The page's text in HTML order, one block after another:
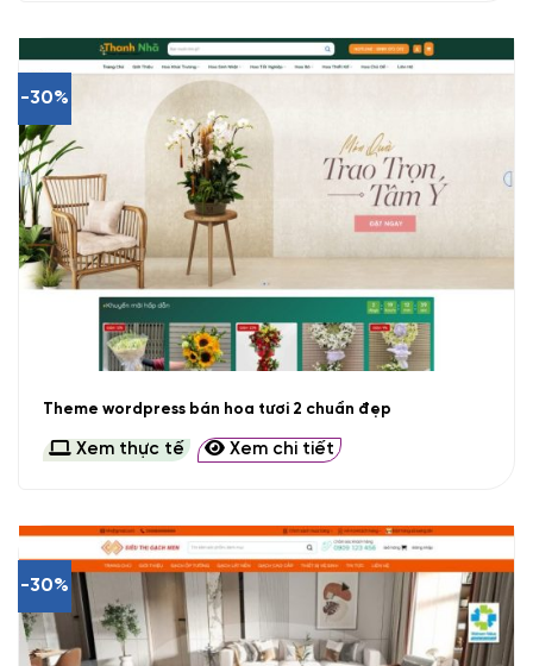
-30%
Theme wordpress bán hoa tươi 2 chuẩn đẹp
Xem thực tế Xem chi tiết
-30%